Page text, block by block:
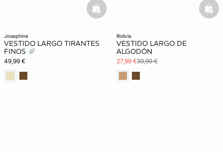
josephine
VESTIDO LARGO TIRANTES
FINOS
49,99 €
basketfull
rolivia
VESTIDO LARGO DE
ALGODÓN
27,99 €39,99 €